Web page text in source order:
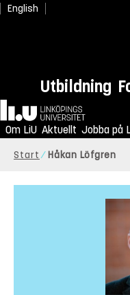
English
Utbildning
Hem
Om LiU Aktuellt Jobba på
Start Håkan Löfgren